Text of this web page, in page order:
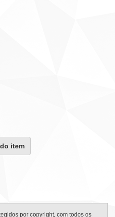
item
por copyright, com todos os